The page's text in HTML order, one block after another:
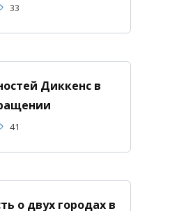
33
Диккенс в
41
о двух городах в